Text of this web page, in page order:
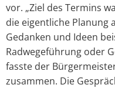
vor. „Ziel des Termins
die eigentliche Planung
Gedanken und Ideen
Radwegeführung oder
fasste der
zusammen. Die